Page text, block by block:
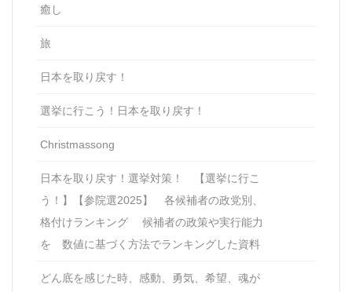
癒し
旅
日本を取り戻す！
選挙に行こう！日本を取り戻す！
Christmassong
日本を取り戻す！選挙対策！ 【選挙に行こ
う！】【参院選2025】 各候補者の政党別、
格付けランキング 候補者の政策や実行能力
を 数値に基づく方法でランキングした資料
どん底を感じた時、感動、勇気、希望、魂が